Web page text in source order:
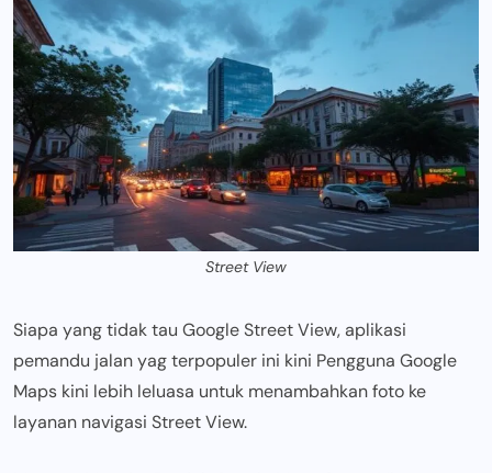
Street View
Siapa yang tidak tau Google Street View, aplikasi
pemandu jalan yag terpopuler ini kini Pengguna Google
Maps kini lebih leluasa untuk menambahkan foto ke
layanan navigasi Street View.